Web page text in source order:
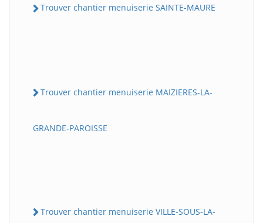
Trouver chantier menuiserie SAINTE-MAURE
Trouver chantier menuiserie MAIZIERES-LA-
GRANDE-PAROISSE
Trouver chantier menuiserie VILLE-SOUS-LA-